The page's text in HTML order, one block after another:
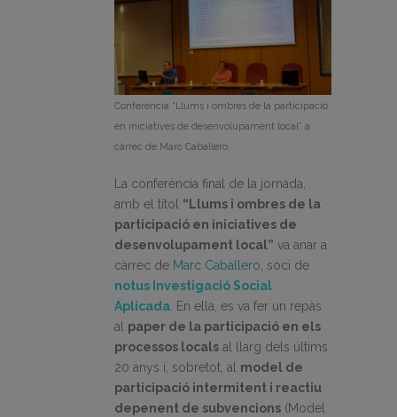
Conferència “Llums i ombres de la participació
en iniciatives de desenvolupament local” a
càrrec de Marc Caballero.
La conferència final de la jornada,
amb el títol “Llums i ombres de la
participació en iniciatives de
desenvolupament local” va anar a
càrrec de Marc Caballero , soci de
notus Investigació Social
Aplicada . En ella, es va fer un repàs
al paper de la participació en els
processos locals al llarg dels últims
20 anys i, sobretot, al model de
participació intermitent i reactiu
depenent de subvencions (Model